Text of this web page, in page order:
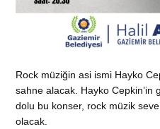
Rock müziğin asi ismi Hayko
sahne alacak. Hayko Cepkin’in
dolu bu konser, rock müzik
olacak.